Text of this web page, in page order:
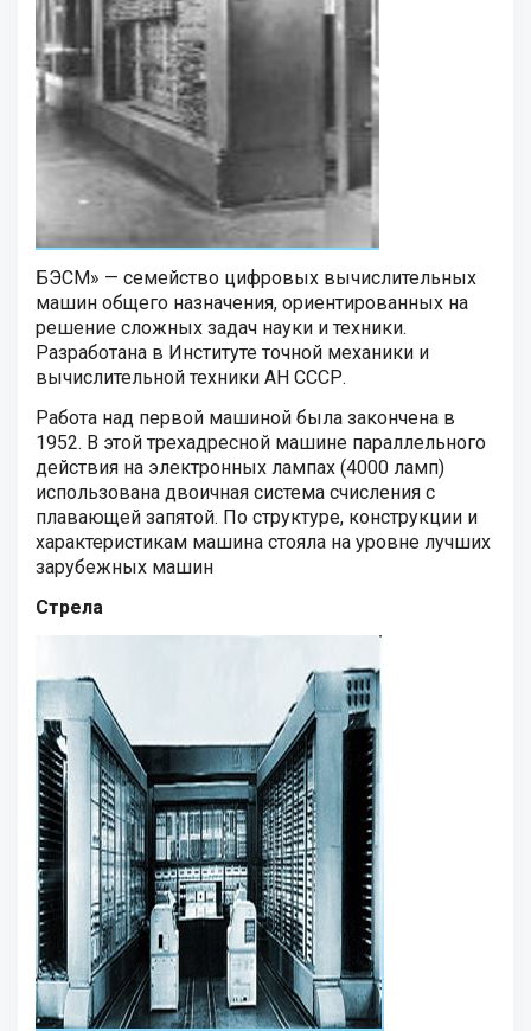
БЭСМ» — семейство цифровых вычислительных
машин общего назначения, ориентированных на
решение сложных задач науки и техники.
Разработана в Институте точной механики и
вычислительной техники АН СССР.
Работа над первой машиной была закончена в
1952. В этой трехадресной машине параллельного
действия на электронных лампах (4000 ламп)
использована двоичная система счисления с
плавающей запятой. По структуре, конструкции и
характеристикам машина стояла на уровне лучших
зарубежных машин
Стрела